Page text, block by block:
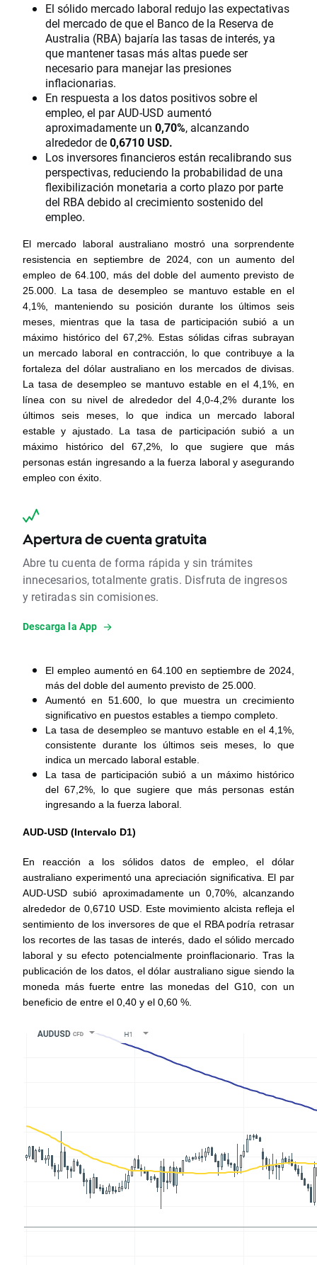
El sólido mercado laboral redujo las expectativas
del mercado de que el Banco de la Reserva de
Australia (RBA) bajaría las tasas de interés, ya
que mantener tasas más altas puede ser
necesario para manejar las presiones
inflacionarias.
En respuesta a los datos positivos sobre el
empleo, el par AUD-USD aumentó
aproximadamente un 0,70%, alcanzando
alrededor de0,6710 USD.
Los inversores financieros están recalibrando sus
perspectivas, reduciendo la probabilidad de una
flexibilización monetaria a corto plazo por parte
del RBA debido al crecimiento sostenido del
empleo.
El mercado laboral australiano mostró una sorprendente
resistencia en septiembre de 2024, con un aumento del
empleo de 64.100, más del doble del aumento previsto de
25.000. La tasa de desempleo se mantuvo estable en el
4,1%, manteniendo su posición durante los últimos seis
meses, mientras que la tasa de participación subió a un
máximo histórico del 67,2%. Estas sólidas cifras subrayan
un mercado laboral en contracción, lo que contribuye a la
fortaleza del dólar australiano en los mercados de divisas.
La tasa de desempleo se mantuvo estable en el 4,1%, en
línea con su nivel de alrededor del 4,0-4,2% durante los
últimos seis meses, lo que indica un mercado laboral
estable y ajustado. La tasa de participación subió a un
máximo histórico del 67,2%, lo que sugiere que más
personas están ingresando a la fuerza laboral y asegurando
empleo con éxito.
Apertura de cuenta gratuita
Abre tu cuenta de forma rápida y sin trámites
innecesarios, totalmente gratis. Disfruta de ingresos
y retiradas sin comisiones.
Descarga la App
El empleo aumentó en 64.100 en septiembre de 2024,
más del doble del aumento previsto de 25.000.
Aumentó en 51.600, lo que muestra un crecimiento
significativo en puestos estables a tiempo completo.
La tasa de desempleo se mantuvo estable en el 4,1%,
consistente durante los últimos seis meses, lo que
indica un mercado laboral estable.
La tasa de participación subió a un máximo histórico
del 67,2%, lo que sugiere que más personas están
ingresando a la fuerza laboral.
AUD-USD (Intervalo D1)
En reacción a los sólidos datos de empleo, el dólar
australiano experimentó una apreciación significativa. El par
AUD-USD subió aproximadamente un 0,70%, alcanzando
alrededor de 0,6710 USD. Este movimiento alcista refleja el
sentimiento de los inversores de que el RBA podría retrasar
los recortes de las tasas de interés, dado el sólido mercado
laboral y su efecto potencialmente proinflacionario. Tras la
publicación de los datos, el dólar australiano sigue siendo la
moneda más fuerte entre las monedas del G10, con un
beneficio de entre el 0,40 y el 0,60 %.